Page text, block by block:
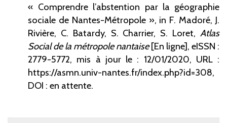
« Comprendre l’abstention par la géographie
sociale de Nantes-Métropole », in F. Madoré, J.
Rivière, C. Batardy, S. Charrier, S. Loret, Atlas
Social de la métropole nantaise[En ligne], eISSN :
2779-5772, mis à jour le : 12/01/2020, URL :
https://asmn.univ-nantes.fr/index.php?id=308,
DOI : en attente.